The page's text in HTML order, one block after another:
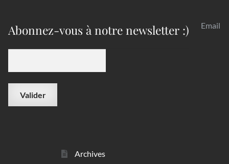
Abonnez-vous à notre newsletter :) Email
Archives